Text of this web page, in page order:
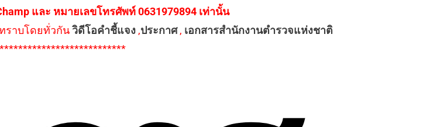
และ หมายเลขโทรศัพท์ 0631979894 เท่านั้น
ราบโดยทั่วกันวิดีโอคำชี้แจง,ประกาศ, เอกสารสำนักงานตำรวจแห่งชาติ